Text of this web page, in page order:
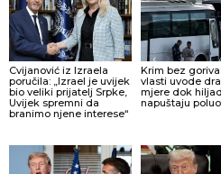
Cvijanović iz Izraela
poručila: „Izrael je uvijek
bio veliki prijatelj Srpke,
Uvijek spremni da
branimo njene interese“
Krim bez
vlasti uvode
mjere dok
napuštaju